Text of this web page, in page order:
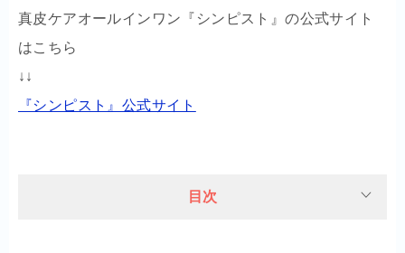
真皮ケアオールインワン『シンピスト』の公式サイト
はこちら
↓↓
『シンピスト』公式サイト
目次